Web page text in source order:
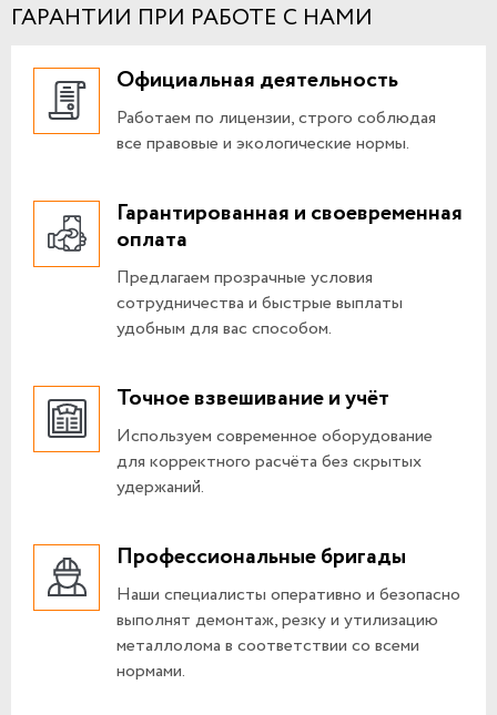
ГАРАНТИИ ПРИ РАБОТЕ С НАМИ
Официальная деятельность
Работаем по лицензии, строго соблюдая
все правовые и экологические нормы.
Гарантированная и своевременная
оплата
Предлагаем прозрачные условия
сотрудничества и быстрые выплаты
удобным для вас способом.
Точное взвешивание и учёт
Используем современное оборудование
для корректного расчёта без скрытых
удержаний.
Профессиональные бригады
Наши специалисты оперативно и безопасно
выполнят демонтаж, резку и утилизацию
металлолома в соответствии со всеми
нормами.